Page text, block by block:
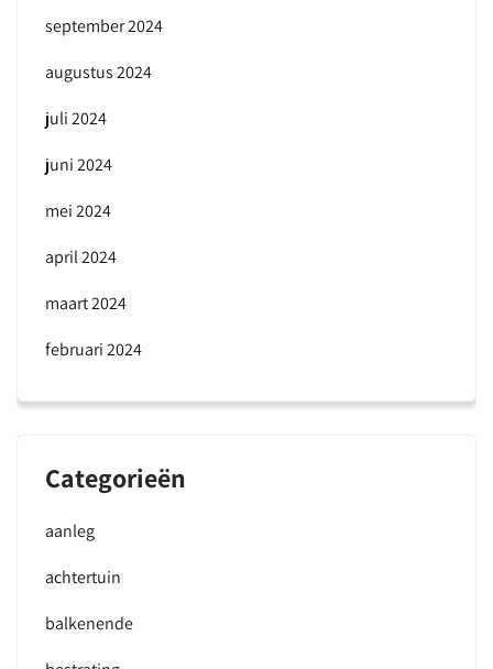
september 2024
augustus 2024
juli 2024
juni 2024
mei 2024
april 2024
maart 2024
februari 2024
Categorieën
aanleg
achtertuin
balkenende